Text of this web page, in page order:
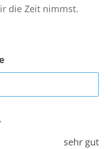
die Zeit nimmst.
sehr gut